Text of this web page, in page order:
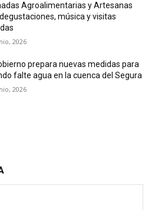
Agroalimentarias y Artesanas
música y visitas
2026
prepara nuevas medidas para
falte agua en la cuenca del Segura
2026